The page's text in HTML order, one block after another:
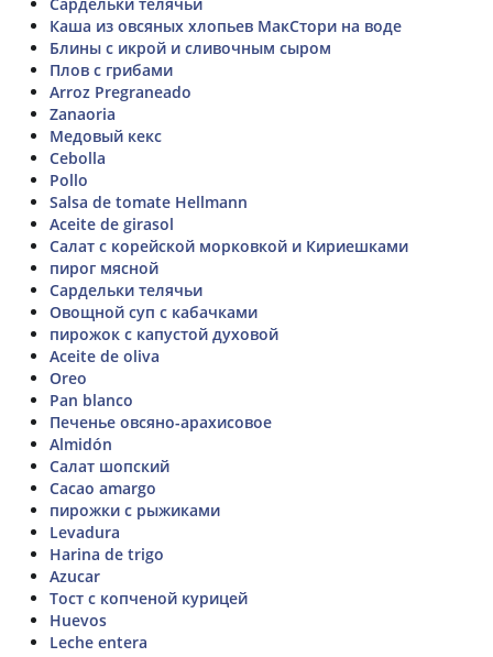
Каша из овсяных хлопьев МакСтори на воде
Блины с икрой и сливочным сыром
Плов с грибами
Arroz Pregraneado
Zanaoria
Медовый кекс
Cebolla
Pollo
Salsa de tomate Hellmann
Aceite de girasol
Салат с корейской морковкой и Кириешками
пирог мясной
Сардельки телячьи
Овощной суп с кабачками
пирожок с капустой духовой
Aceite de oliva
Oreo
Pan blanco
Печенье овсяно-арахисовое
Almidón
Салат шопский
Cacao amargo
пирожки с рыжиками
Levadura
Harina de trigo
Azucar
Тост с копченой курицей
Huevos
Leche entera